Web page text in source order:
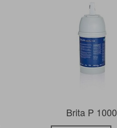
Brita P 1000